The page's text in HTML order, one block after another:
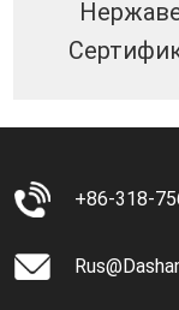
+86-318-